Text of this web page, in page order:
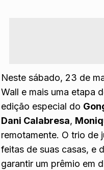
Neste sábado, 23 de
Wall e mais uma etapa
edição especial do
Dani Calabresa,
remotamente. O trio de
feitas de suas casas, e
garantir um prêmio em